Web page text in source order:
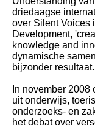
driedaagse
over Silent Voices
Development,
knowledge and
dynamische
bijzonder resultaat.
n november 2008
uit onderwijs,
onderzoeks- en
het debat over